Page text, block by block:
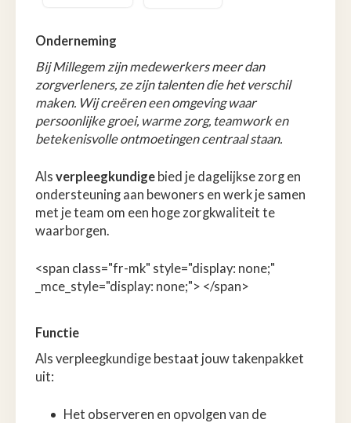
Onderneming
Bij Millegem zijn medewerkers meer dan
zorgverleners, ze zijn talenten die het verschil
maken. Wij creëren een omgeving waar
persoonlijke groei, warme zorg, teamwork en
betekenisvolle ontmoetingen centraal staan.
Als verpleegkundige bied je dagelijkse zorg en
ondersteuning aan bewoners en werk je samen
met je team om een hoge zorgkwaliteit te
waarborgen.
<span class="fr-mk" style="display: none;"
_mce_style="display: none;"> </span>
Functie
Als verpleegkundige bestaat jouw takenpakket
uit:
Het observeren en opvolgen van de